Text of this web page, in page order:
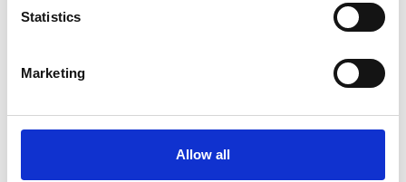
Statistics
Marketing
Allow all